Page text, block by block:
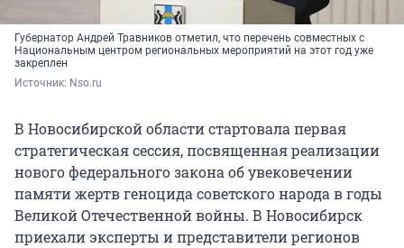
Губернатор Андрей Травников отметил, что перечень совместных с
Национальным центром региональных мероприятий на этот год уже
закреплен
Источник: Nso.ru
В Новосибирской области стартовала первая
стратегическая сессия, посвященная реализации
нового федерального закона об увековечении
памяти жертв геноцида советского народа в годы
Великой Отечественной войны. В Новосибирск
приехали эксперты и представители регионов